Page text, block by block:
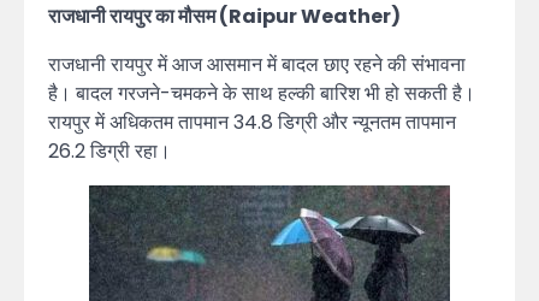
राजधानी रायपुर का मौसम (Raipur Weather)
राजधानी रायपुर में आज आसमान में बादल छाए रहने की संभावना
है। बादल गरजने-चमकने के साथ हल्की बारिश भी हो सकती है।
रायपुर में अधिकतम तापमान 34.8 डिग्री और न्यूनतम तापमान
26.2 डिग्री रहा।